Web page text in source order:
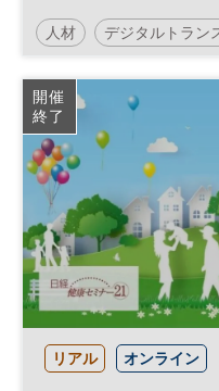
Vol.25 地域に根ざ
〜人財とDXが拓く
デル〜
人材 デジタルトラン
健康 医療・介護マネ
日経健康セミナー 不
DX 診療報酬
開催
終了
リアル オンライン